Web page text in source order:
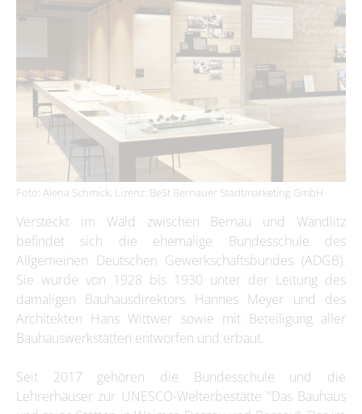
Foto: Alena Schmick, Lizenz: BeSt Bernauer Stadtmarketing GmbH
Versteckt im Wald zwischen Bernau und Wandlitz
befindet sich die ehemalige Bundesschule des
Allgemeinen Deutschen Gewerkschaftsbundes (ADGB).
Sie wurde von 1928 bis 1930 unter der Leitung des
damaligen Bauhausdirektors Hannes Meyer und des
Architekten Hans Wittwer sowie mit Beteiligung aller
Bauhauswerkstätten entworfen und erbaut.
Seit 2017 gehören die Bundesschule und die
Lehrerhäuser zur UNESCO-Welterbestätte "Das Bauhaus